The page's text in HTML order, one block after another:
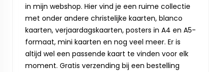
in mijn webshop. Hier vind je een ruime collectie
met onder andere christelijke kaarten, blanco
kaarten, verjaardagskaarten, posters in A4 en A5-
formaat, mini kaarten en nog veel meer. Er is
altijd wel een passende kaart te vinden voor elk
moment. Gratis verzending bij een bestelling